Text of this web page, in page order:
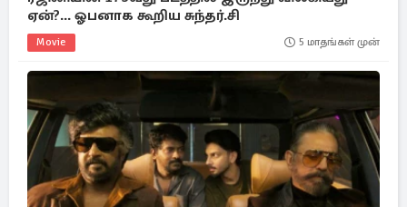
ஏன்?... ஓபனாக கூறிய சுந்தர்.சி
Movie 5 மாதங்கள் முன்